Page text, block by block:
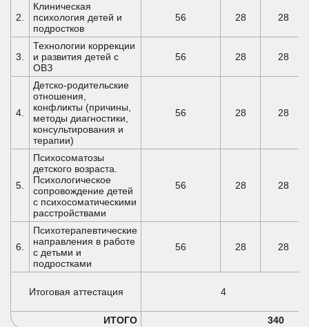
2.
Клиническая
психология детей и
подростков
56 28 28
3.
Технологии коррекции
и развития детей с
ОВЗ
56 28 28
4.
Детско-родительские
отношения,
конфликты (причины,
методы диагностики,
консультирования и
терапии)
56 28 28
5.
Психосоматозы
детского возраста.
Психологическое
сопровождение детей
с психосоматическими
расстройствами
56 28 28
6.
Психотерапевтические
направления в работе
с детьми и
подростками
56 28 28
Итоговая аттестация 4
ИТОГО 340